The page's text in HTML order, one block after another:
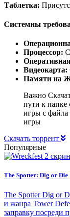
Таблетка:
Системны
Процессор:
Видеокарта:
Памяти на
Важно
пути к
игры с файла
игры
Скачать торрент
Популярные
The Spotter: Dig or Die
The Spotter Dig or
и жанра Tower
заправку